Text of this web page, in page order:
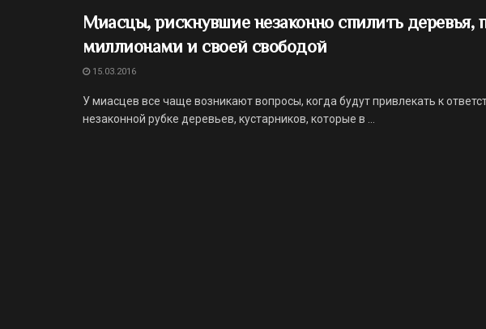
Миасцы, рискнувшие незаконно спилить деревья,
миллионами и своей свободой
15.03.2016
У миасцев все чаще возникают вопросы, когда будут привлекать к
незаконной рубке деревьев, кустарников, которые в ...